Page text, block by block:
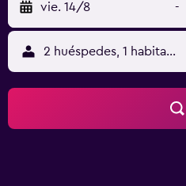
vie. 14/8 -
2 huéspedes, 1 habitación